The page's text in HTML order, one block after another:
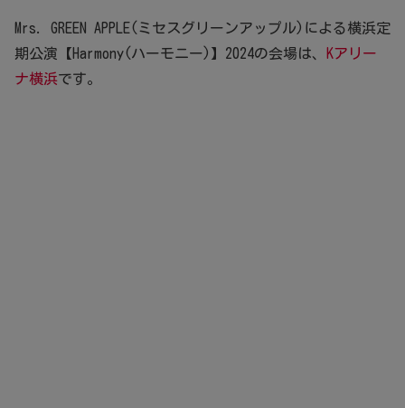
Mrs. GREEN APPLE(ミセスグリーンアップル)による横浜定
期公演【Harmony(ハーモニー)】2024の会場は、
Kアリー
ナ横浜です。